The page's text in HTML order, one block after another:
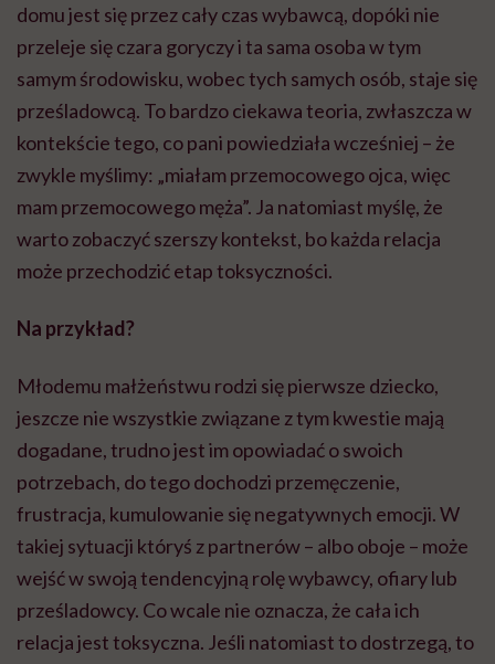
domu jest się przez cały czas wybawcą, dopóki nie
przeleje się czara goryczy i ta sama osoba w tym
samym środowisku, wobec tych samych osób, staje się
prześladowcą. To bardzo ciekawa teoria, zwłaszcza w
kontekście tego, co pani powiedziała wcześniej – że
zwykle myślimy: „miałam przemocowego ojca, więc
mam przemocowego męża”. Ja natomiast myślę, że
warto zobaczyć szerszy kontekst, bo każda relacja
może przechodzić etap toksyczności.
Na przykład?
Młodemu małżeństwu rodzi się pierwsze dziecko,
jeszcze nie wszystkie związane z tym kwestie mają
dogadane, trudno jest im opowiadać o swoich
potrzebach, do tego dochodzi przemęczenie,
frustracja, kumulowanie się negatywnych emocji. W
takiej sytuacji któryś z partnerów – albo oboje – może
wejść w swoją tendencyjną rolę wybawcy, ofiary lub
prześladowcy. Co wcale nie oznacza, że cała ich
relacja jest toksyczna. Jeśli natomiast to dostrzegą, to